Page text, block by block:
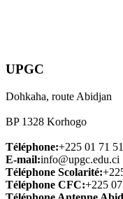
UPGC
Dohkaha, route Abidjan
BP 1328 Korhogo
Téléphone:+225 01 71
E-mail:info@upgc.edu.ci
Téléphone Scolarité:
Téléphone CFC:+225